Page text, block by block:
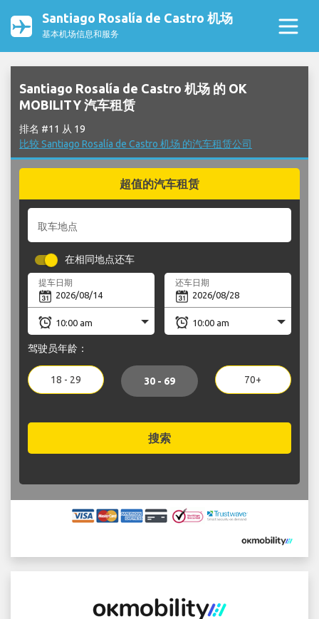
Santiago Rosalía de Castro 机场
基本机场信息和服务
Santiago Rosalía de Castro 机场 的 OK
MOBILITY 汽车租赁
排名 #11 从 19
比较 Santiago Rosalía de Castro 机场 的汽车租赁公司
超值的汽车租赁
取车地点
在相同地点还车
提车日期 还车日期
驾驶员年龄：
18 - 29 30 - 69 70+
搜索